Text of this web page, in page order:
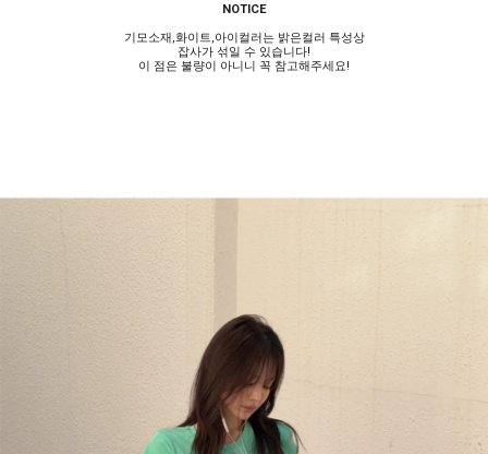
NOTICE
기모소재,화이트,아이컬러는 밝은컬러 특성상
잡사가 섞일 수 있습니다!
이 점은 불량이 아니니 꼭 참고해주세요!